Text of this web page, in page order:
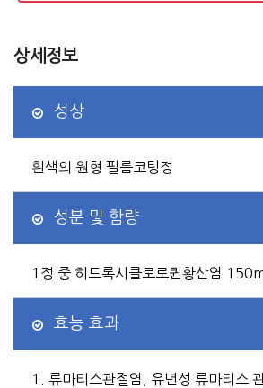
상세정보
성상
흰색의 원형 필름코팅정
성분 및 함량
1정 중 히드록시클로로퀸황산염
효능 효과
1. 류마티스관절염, 유년성 류마티스